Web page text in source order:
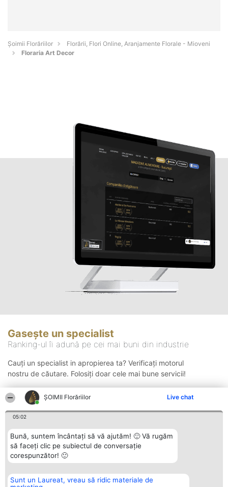
ȘOIMII Florăriilor Live chat
05:02
Bună, suntem încântați să vă ajutăm! 🙂 Vă rugăm
să faceți clic pe subiectul de conversație
corespunzător! 🙂
Sunt un Laureat, vreau să ridic materiale de
Șoimii Florăriilor
Florării, Flori Online, Aranjamente Florale - Mioveni
Floraria Art Decor
Gasește un specialist
Ranking-ul îi adună pe cei mai buni din industrie
Cauți un specialist in apropierea ta? Verificați motorul
nostru de căutare. Folosiți doar cele mai bune servicii!
Organizator Ranking Plebiscyt Contact